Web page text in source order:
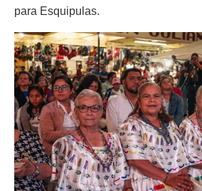
para Esquipulas.